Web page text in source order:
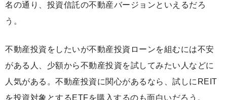
名の通り、投資信託の不動産バージョンといえるだろ
う。
不動産投資をしたいが不動産投資ローンを組むには不安
がある人、少額から不動産投資を試してみたい人などに
人気がある。不動産投資に関心があるなら、試しにREIT
を投資対象とするETFを購入するのも面白いだろう。